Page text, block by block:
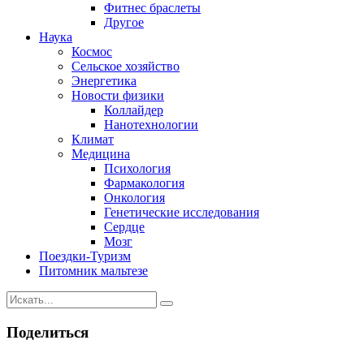
Фитнес браслеты
Другое
Наука
Космос
Сельское хозяйство
Энергетика
Новости физики
Коллайдер
Нанотехнологии
Климат
Медицина
Психология
Фармакология
Онкология
Генетические исследования
Сердце
Мозг
Поездки-Туризм
Питомник мальтезе
Поделиться